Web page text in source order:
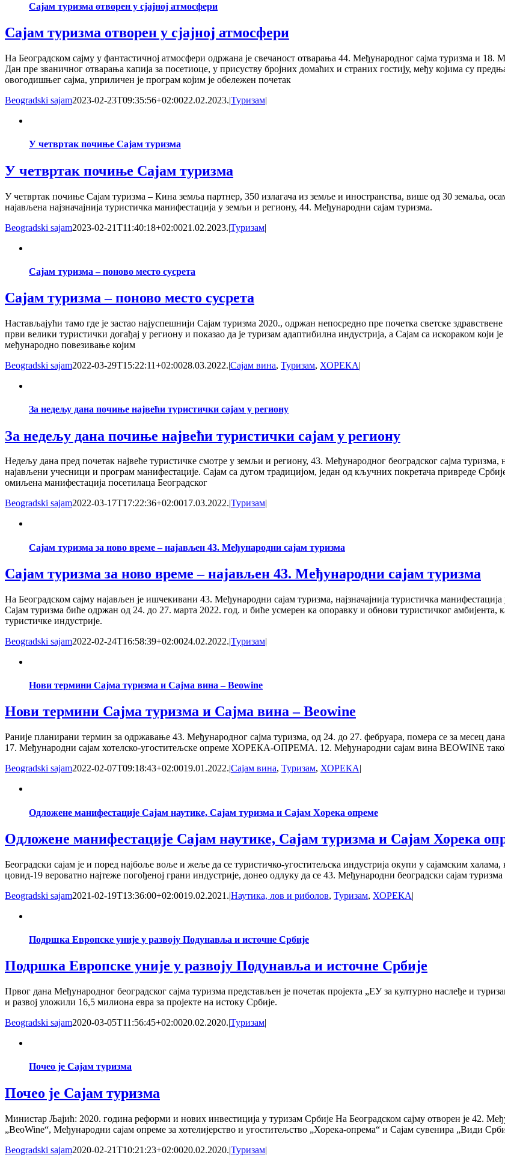
Сајам туризма отворен у сјајној атмосфери
Сајам туризма отворен у сјајној атмосфери
На Београдском сајму у фантастичној атмосфери одржана је свечаност отварања 44. Међународног сајма туризма и
Дан пре званичног отварања капија за посетиоце, у присуству бројних домаћих и страних гостију, међу којима су
овогодишњег сајма, уприличен је програм којим је обележен почетак
Beogradski sajam2023-02-23T09:35:56+02:0022.02.2023.|Туризам|
У четвртак почиње Сајам туризма
У четвртак почиње Сајам туризма
У четвртак почиње Сајам туризма – Кина земља партнер, 350 излагача из земље и иностранства, више од 30 земаља,
најављена најзначајнија туристичка манифестација у земљи и региону, 44. Међународни сајам туризма.
Beogradski sajam2023-02-21T11:40:18+02:0021.02.2023.|Туризам|
Сајам туризма – поново место сусрета
Сајам туризма – поново место сусрета
Настављајући тамо где је застао најуспешнији Сајам туризма 2020., одржан непосредно пре почетка светске
први велики туристички догађај у региону и показао да је туризам адаптибилна индустрија, а Сајам са искораком који
међународно повезивање којим
Beogradski sajam2022-03-29T15:22:11+02:0028.03.2022.|Сајам вина, Туризам, ХОРЕКА|
За недељу дана почиње највећи туристички сајам у региону
За недељу дана почиње највећи туристички сајам у региону
Недељу дана пред почетак највеће туристичке смотре у земљи и региону, 43. Међународног београдског сајма туризма,
најављени учесници и програм манифестације. Сајам са дугом традицијом, један од кључних покретача привреде
омиљена манифестација посетилаца Београдског
Beogradski sajam2022-03-17T17:22:36+02:0017.03.2022.|Туризам|
Сајам туризма за ново време – најављен 43. Међународни сајам туризма
Сајам туризма за ново време – најављен 43. Међународни сајам туризма
На Београдском сајму најављен је ишчекивани 43. Међународни сајам туризма, најзначајнија туристичка
Сајам туризма биће одржан од 24. до 27. марта 2022. год. и биће усмерен ка опоравку и обнови туристичког амбијента,
туристичке индустрије.
Beogradski sajam2022-02-24T16:58:39+02:0024.02.2022.|Туризам|
Нови термини Сајма туризма и Сајма вина – Beowine
Нови термини Сајма туризма и Сајма вина – Beowine
Раније планирани термин за одржавање 43. Међународног сајма туризма, од 24. до 27. фебруара, помера се за месец
17. Међународни сајам хотелско-угоститељске опреме ХОРЕКА-ОПРЕМА. 12. Међународни сајам вина BEOWINE
Beogradski sajam2022-02-07T09:18:43+02:0019.01.2022.|Сајам вина, Туризам, ХОРЕКА|
Одложене манифестације Сајам наутике, Сајам туризма и Сајам Хорека опреме
Одложене манифестације Сајам наутике, Сајам туризма и Сајам Хорека
Београдски сајам је и поред најбоље воље и жеље да се туристичко-угоститељска индустрија окупи у сајамским
цовид-19 вероватно најтеже погођеној грани индустрије, донео одлуку да се 43. Међународни београдски сајам
Beogradski sajam2021-02-19T13:36:00+02:0019.02.2021.|Наутика, лов и риболов, Туризам, ХОРЕКА|
Подршка Европске уније у развоју Подунавља и источне Србије
Подршка Европске уније у развоју Подунавља и источне Србије
Првог дана Међународног београдског сајма туризма представљен је почетак пројекта „ЕУ за културно наслеђе и
и развој уложили 16,5 милиона евра за пројекте на истоку Србије.
Beogradski sajam2020-03-05T11:56:45+02:0020.02.2020.|Туризам|
Почео је Сајам туризма
Почео је Сајам туризма
Министар Љајић: 2020. година реформи и нових инвестиција у туризам Србије На Београдском сајму отворен је 42.
„BeoWine“, Међународни сајам опреме за хотелијерство и угоститељство „Хорека-опрема“ и Сајам сувенира „Види
Beogradski sajam2020-02-21T10:21:23+02:0020.02.2020.|Туризам|